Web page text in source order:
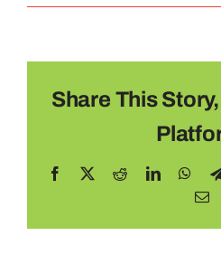
Share This
Facebook RedditLinkedIn
E-